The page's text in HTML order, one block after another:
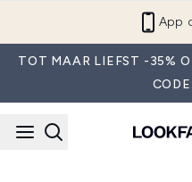
App
TOT MAAR LIEFST -35%